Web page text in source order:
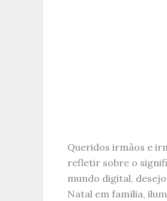
Queridos irmãos e
refletir sobre o
mundo digital,
Natal em família,